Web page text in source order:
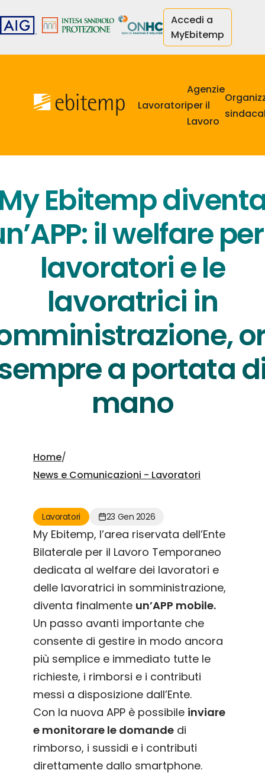
al
contenuto
principale
Accedi a
MyEbitemp
principale
Lavoratori
Agenzie
per il
Lavoro
Ebitemp
il welfare
lavoratori e le
lavoratrici in
a portata
mano
Home/
News e Comunicazioni - Lavoratori
Lavoratori 23 Gen 2026
My Ebitemp, l’area riservata dell’Ente
Bilaterale per il Lavoro Temporaneo
dedicata al welfare dei lavoratori e
delle lavoratrici in somministrazione,
diventa finalmente un’APP mobile.
Un passo avanti importante che
consente di gestire in modo ancora
più semplice e immediato tutte le
richieste, i rimborsi e i contributi
messi a disposizione dall’Ente.
Con la nuova APP è possibile inviare
e monitorare le domande di
rimborso, i sussidi e i contributi
direttamente dallo smartphone.